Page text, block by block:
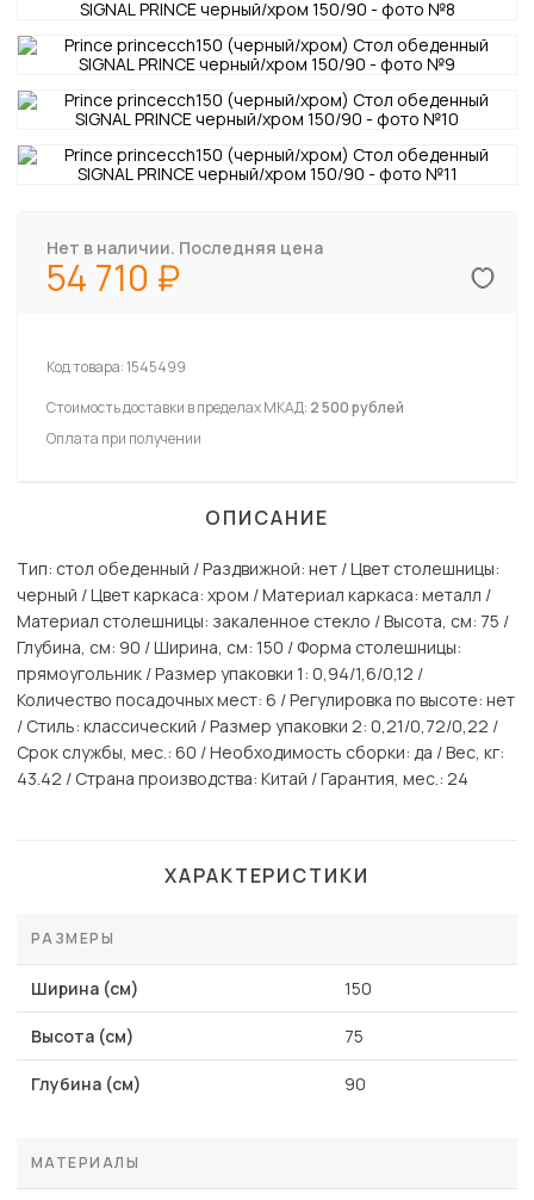
Нет в наличии. Последняя цена
54 710
Код товара:1545499
Стоимость доставки в пределах МКАД: 2 500 рублей
Оплата при получении
ОПИСАНИЕ
Тип: стол обеденный / Раздвижной: нет / Цвет столешницы:
черный / Цвет каркаса: хром / Материал каркаса: металл /
Материал столешницы: закаленное стекло / Высота, см: 75 /
Глубина, см: 90 / Ширина, см: 150 / Форма столешницы:
прямоугольник / Размер упаковки 1: 0,94/1,6/0,12 /
Количество посадочных мест: 6 / Регулировка по высоте: нет
/ Стиль: классический / Размер упаковки 2: 0,21/0,72/0,22 /
Срок службы, мес.: 60 / Необходимость сборки: да / Вес, кг:
43.42 / Страна производства: Китай / Гарантия, мес.: 24
ХАРАКТЕРИСТИКИ
РАЗМЕРЫ
Ширина (см) 150
Высота (см) 75
Глубина (см) 90
МАТЕРИАЛЫ